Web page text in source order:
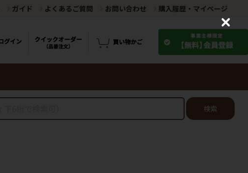
ガイド よくあるご質問 お問い合わせ 購入履歴・マイページ
検索
C
o
s
e